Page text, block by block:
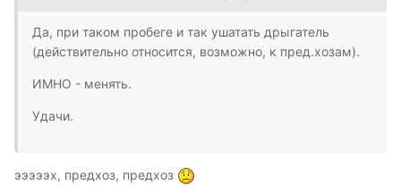
Да, при таком пробеге и так ушатать дрыгатель
(действительно относится, возможно, к пред.хозам).
ИМНО - менять.
Удачи.
эээээх, предхоз, предхоз